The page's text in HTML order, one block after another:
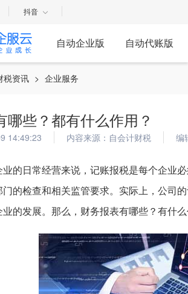
抖音
自动企业版 自动代账版
税资讯 > 企业服务
哪些？都有什么作用？
14:49:23 内容来源：自会计财税 编
的日常经营来说，记账报税是每个企业
的检查和相关监管要求。实际上，公司
的发展。那么，财务报表有哪些？有什